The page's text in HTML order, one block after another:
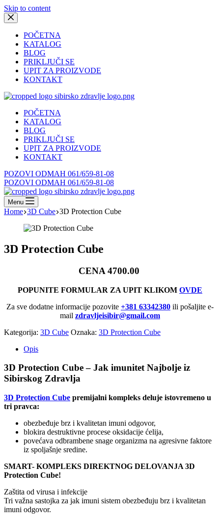
Skip to content
POČETNA
KATALOG
BLOG
PRIKLJUČI SE
UPIT ZA PROIZVODE
KONTAKT
POČETNA
KATALOG
BLOG
PRIKLJUČI SE
UPIT ZA PROIZVODE
KONTAKT
POZOVI ODMAH 061/659-81-08
POZOVI ODMAH 061/659-81-08
Menu
Home 3D Cube 3D Protection Cube
3D Protection Cube
CENA 4700.00
POPUNITE FORMULAR ZA UPIT KLIKOM OVDE
Za sve dodatne informacije pozovite +381 63342380 ili pošaljite e-
mail zdravljeisibir@gmail.com
Kategorija: 3D Cube Oznaka: 3D Protection Cube
Opis
3D Protection Cube – Jak imunitet Najbolje iz
Sibirskog Zdravlja
3D Protection Cube premijalni kompleks deluje istovremeno u
tri pravca:
obezbeđuje brz i kvalitetan imuni odgovor,
blokira destruktivne procese oksidacije ćelija,
povećava odbrambene snage organizma na agresivne faktore
iz spoljašnje sredine.
SMART- KOMPLEKS DIREKTNOG DELOVANJA 3D
Protection Cube!
Zaštita od virusa i infekcije
Tri važna sastojka za jak imuni sistem obezbeđuju brz i kvalitetan
imuni odgovor.